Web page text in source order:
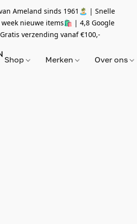
Ameland sinds 1961🏝 | Snelle
nieuwe items🛍 | 4,8 Google
verzending vanaf€100,-
Shop Merken Over ons